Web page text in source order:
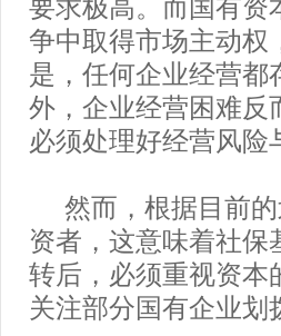
要求极高。而国有资
争中取得市场主动权
是，任何企业经营都
外，企业经营困难反
必须处理好经营风险
然而，根据目前
资者，这意味着社保
转后，必须重视资本
关注部分国有企业划